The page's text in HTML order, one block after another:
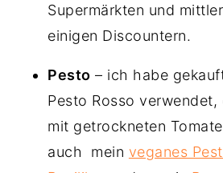
Supermärkten und
einigen Discountern.
Pesto – ich habe
Pesto Rosso verwendet,
mit getrockneten
auch mein veganes